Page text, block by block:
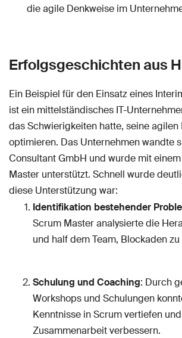
die agile Denkweise im
Erfolgsgeschichten aus
Ein Beispiel für den Einsatz eines
ist ein mittelständisches IT-
das Schwierigkeiten hatte, seine agilen
optimieren. Das Unternehmen wandte
Consultant GmbH und wurde mit
Master unterstützt. Schnell wurde
diese Unterstützung war:
Identifikation bestehender
Scrum Master analysierte die
und half dem Team, Blockaden
Schulung und Coaching: Durch
Workshops und Schulungen
Kenntnisse in Scrum vertiefen
Zusammenarbeit verbessern.